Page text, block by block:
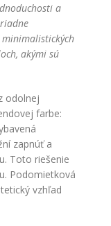
a
akými sú
odolnej
farbe:
zapnúť a
Toto riešenie
Podomietková
vzhľad